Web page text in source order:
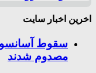
اخرین اخبار سایت
مصدوم شدند